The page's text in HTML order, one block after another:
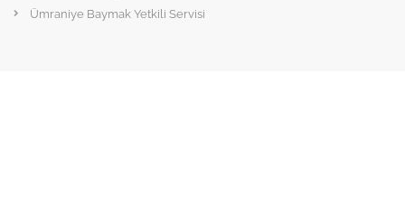
Ümraniye Baymak Yetkili Servisi